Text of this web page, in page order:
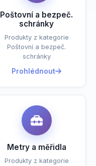
Poštovní a bezpeč.
schránky
Produkty z kategorie
Poštovní a bezpeč.
schránky
Prohlédnout
Metry a měřidla
Produkty z kategorie